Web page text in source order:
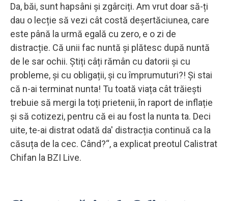
Da, băi, sunt hapsâni și zgârciți. Am vrut doar să-ți
dau o lecție să vezi cât costă deșertăciunea, care
este până la urmă egală cu zero, e o zi de
distracție. Că unii fac nuntă și plătesc după nuntă
de le sar ochii. Știți câți rămân cu datorii și cu
probleme, și cu obligații, și cu împrumuturi?! Și stai
că n-ai terminat nunta! Tu toată viața cât trăiești
trebuie să mergi la toți prietenii, în raport de inflație
și să cotizezi, pentru că ei au fost la nunta ta. Deci
uite, te-ai distrat odată da' distracția continuă ca la
căsuța de la cec. Când?“, a explicat preotul Calistrat
Chifan la BZI Live.